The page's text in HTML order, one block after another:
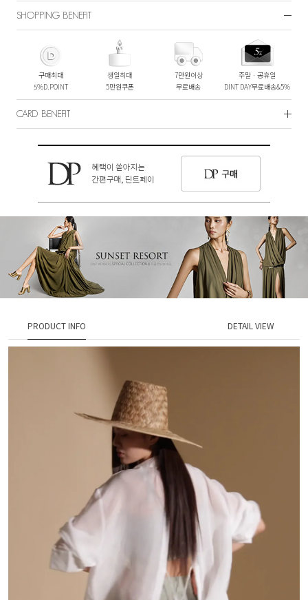
SHOPPING BENEFIT
구매최대
5%D.POINT
생일최대
5만원쿠폰
7만원이상
무료배송
주말ㆍ공휴일
DINT DAY무료배송&5%
CARD BENEFIT
PRODUCT INFO DETAIL VIEW